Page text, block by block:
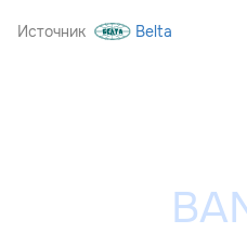
Источник Belta